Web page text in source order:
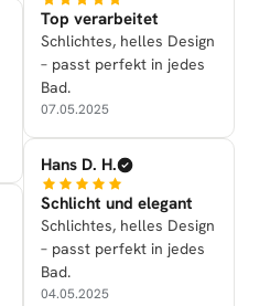
Top verarbeitet
Schlichtes, helles Design
– passt perfekt in jedes
Bad.
07.05.2025
Hans D. H.
Schlicht und elegant
Schlichtes, helles Design
– passt perfekt in jedes
Bad.
04.05.2025